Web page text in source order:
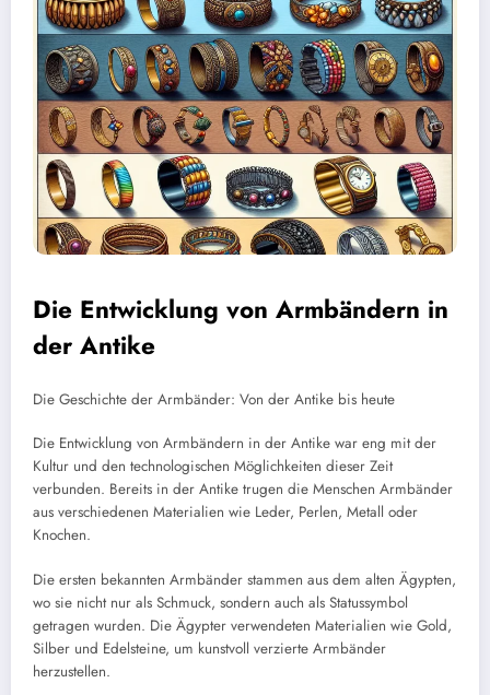
Die Entwicklung von Armbändern in
der Antike
Die Geschichte der Armbänder: Von der Antike bis heute
Die Entwicklung von Armbändern in der Antike war eng mit der
Kultur und den technologischen Möglichkeiten dieser Zeit
verbunden. Bereits in der Antike trugen die Menschen Armbänder
aus verschiedenen Materialien wie Leder, Perlen, Metall oder
Knochen.
Die ersten bekannten Armbänder stammen aus dem alten Ägypten,
wo sie nicht nur als Schmuck, sondern auch als Statussymbol
getragen wurden. Die Ägypter verwendeten Materialien wie Gold,
Silber und Edelsteine, um kunstvoll verzierte Armbänder
herzustellen.